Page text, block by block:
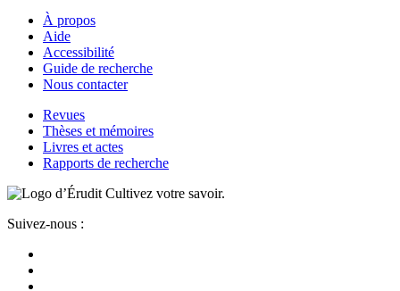
À propos
Aide
Accessibilité
Guide de recherche
Nous contacter
Revues
Thèses et mémoires
Livres et actes
Rapports de recherche
Cultivez votre savoir.
Suivez-nous :